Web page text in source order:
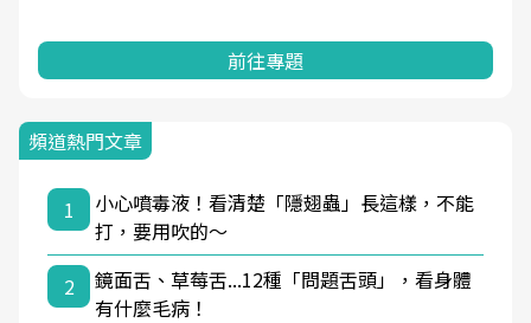
前往專題
頻道熱門文章
1
小心噴毒液！看清楚「隱翅蟲」長這樣，不能
打，要用吹的～
2
鏡面舌、草莓舌...12種「問題舌頭」，看身體
有什麼毛病！